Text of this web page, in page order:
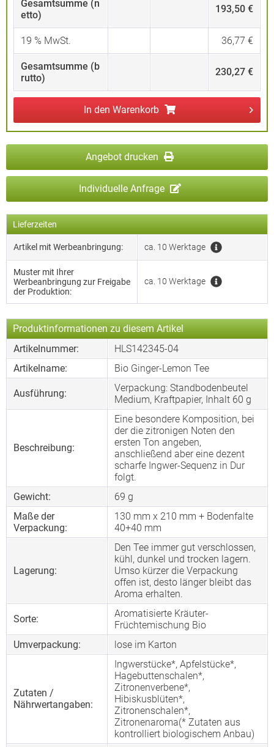
Gesamtsumme (n
etto)
193,50 €
19 % MwSt. 36,77 €
Gesamtsumme (b
rutto)
230,27 €
In den Warenkorb
Angebot drucken
Individuelle Anfrage
Lieferzeiten
Artikel mit Werbeanbringung: ca. 10 Werktage
Muster mit Ihrer
Werbeanbringung zur Freigabe
der Produktion:
ca. 10 Werktage
Produktinformationen zu diesem Artikel
Artikelnummer:
HLS142345-04
Artikelname:
Bio Ginger-Lemon Tee
Ausführung:
Verpackung: Standbodenbeutel
Medium, Kraftpapier, Inhalt 60 g
Beschreibung:
Eine besondere Komposition, bei
der die zitronigen Noten den
ersten Ton angeben,
anschließend aber eine dezent
scharfe Ingwer-Sequenz in Dur
folgt.
Gewicht:
69 g
Maße der
Verpackung:
130 mm x 210 mm + Bodenfalte
40+40 mm
Lagerung:
Den Tee immer gut verschlossen,
kühl, dunkel und trocken lagern.
Umso kürzer die Verpackung
offen ist, desto länger bleibt das
Aroma erhalten.
Sorte:
Aromatisierte Kräuter-
Früchtemischung Bio
Umverpackung:
lose im Karton
Zutaten /
Nährwertangaben:
Ingwerstücke*, Apfelstücke*,
Hagebuttenschalen*,
Zitronenverbene*,
Hibiskusblüten*,
Zitronenschalen*,
Zitronenaroma(* Zutaten aus
kontrolliert biologischem Anbau)